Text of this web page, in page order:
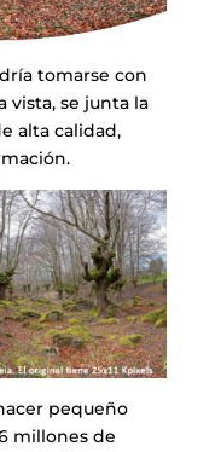
tomarse con
vista, se junta la
alta calidad,
pequeño
millones de